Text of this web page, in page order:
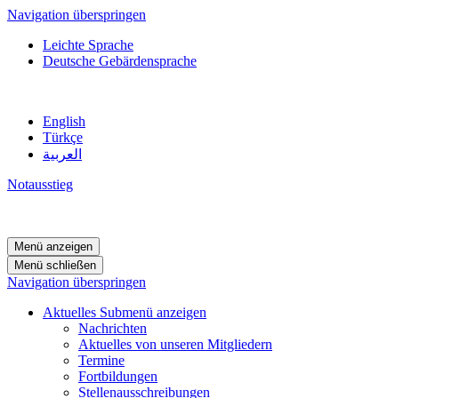
Navigation überspringen
Leichte Sprache
Deutsche Gebärdensprache
English
Türkçe
العربية
Notausstieg
Menü anzeigen
Menü schließen
Navigation überspringen
Aktuelles Submenü anzeigen
Nachrichten
Aktuelles von unseren Mitgliedern
Termine
Fortbildungen
Stellenausschreibungen